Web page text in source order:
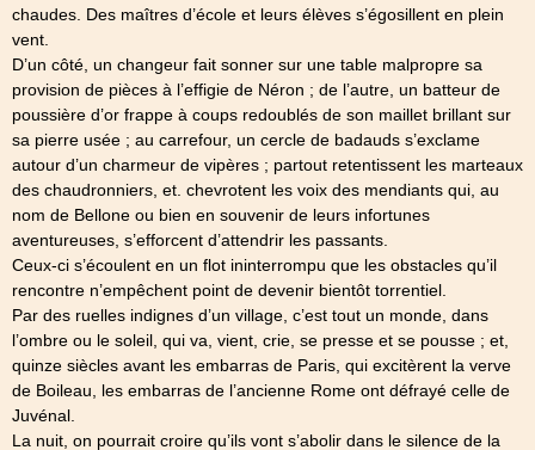
chaudes. Des maîtres d’école et leurs élèves s’égosillent en plein
vent.
D’un côté, un changeur fait sonner sur une table malpropre sa
provision de pièces à l’effigie de Néron ; de l’autre, un batteur de
poussière d’or frappe à coups redoublés de son maillet brillant sur
sa pierre usée ; au carrefour, un cercle de badauds s’exclame
autour d’un charmeur de vipères ; partout retentissent les marteaux
des chaudronniers, et. chevrotent les voix des mendiants qui, au
nom de Bellone ou bien en souvenir de leurs infortunes
aventureuses, s’efforcent d’attendrir les passants.
Ceux-ci s’écoulent en un flot ininterrompu que les obstacles qu’il
rencontre n’empêchent point de devenir bientôt torrentiel.
Par des ruelles indignes d’un village, c’est tout un monde, dans
l’ombre ou le soleil, qui va, vient, crie, se presse et se pousse ; et,
quinze siècles avant les embarras de Paris, qui excitèrent la verve
de Boileau, les embarras de l’ancienne Rome ont défrayé celle de
Juvénal.
La nuit, on pourrait croire qu’ils vont s’abolir dans le silence de la